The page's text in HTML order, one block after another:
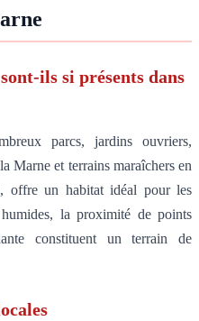
ils si présents dans
parcs, jardins ouvriers,
Marne et terrains maraîchers en
offre un habitat idéal pour les
la proximité de points
constituent un terrain de